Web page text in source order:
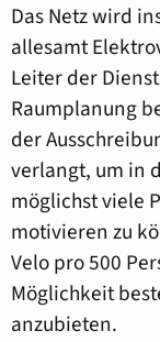
Das Netz wird
allesamt
Leiter der
Raumplanung
der
verlangt, um in
möglichst viele
motivieren zu
Velo pro 500
Möglichkeit
anzubieten.